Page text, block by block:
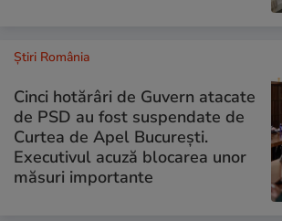
Știri România
Cinci hotărâri de Guvern atacate
de PSD au fost suspendate de
Curtea de Apel București.
Executivul acuză blocarea unor
măsuri importante